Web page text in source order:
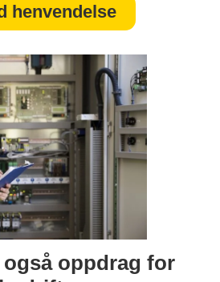
henvendelse
oppdrag for